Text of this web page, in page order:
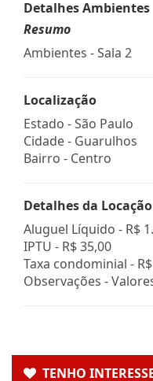
Detalhes Ambientes
Resumo
Ambientes - Sala 2
Localização
Estado -São Paulo
Cidade - Guarulhos
Bairro - Centro
Detalhes da Locação
Aluguel Líquido - R$
IPTU - R$ 35,00
Taxa condominial -
Observações -
TENHO